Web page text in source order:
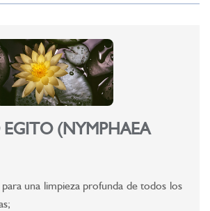
(NYMPHAEA
una limpieza profunda de todos los